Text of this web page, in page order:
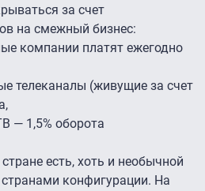
за счет
на смежный бизнес:
компании платят ежегодно
телеканалы (живущие за счет
— 1,5% оборота
есть, хоть и необычной
конфигурации. На